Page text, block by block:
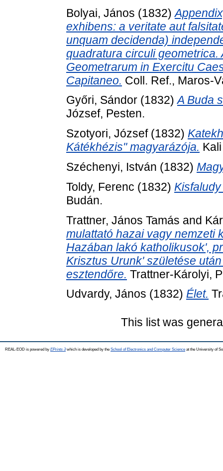
Bolyai, János (1832)
exhibens: a veritate aut
unquam decidenda)
quadratura circuli
Geometrarum in Exercitu
Capitaneo. Coll. Ref., Maros-
Győri, Sándor (1832)A Buda
József, Pesten.
Szotyori, József(1832)
Kátékhézis" magyarázója.
Széchenyi, István (1832)
Toldy, Ferenc (1832)
Budán.
Trattner, János Tamás and
mulattató hazai vagy nemzeti
Hazában lakó katholikusok',
Krisztus Urunk' születése
esztendőre. Trattner-Károlyi,
Udvardy, János (1832) Élet.
This list was
REAL-EOD is powered by EPrints 3which is developed by the School of Electronics and Computer Science at the University of